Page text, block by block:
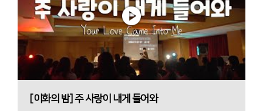
[이화의 밤] 주 사랑이 내게 들어와